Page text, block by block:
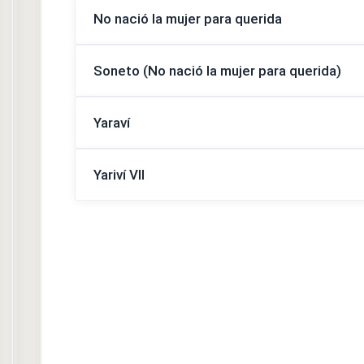
No nació la mujer para querida
Soneto (No nació la mujer para querida)
Yaraví
Yariví VII